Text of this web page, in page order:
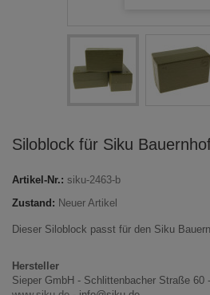
Siloblock für Siku
Artikel-Nr.: siku-2463-b
Zustand: Neuer Artikel
Dieser Siloblock passt für den Siku
Hersteller
Sieper GmbH - Schlittenbacher Straße 60 -